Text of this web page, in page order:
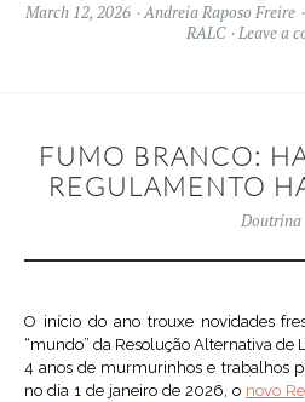
March 12, 2026 Andreia Raposo Freire
RALC
Leave a
FUMO BRANCO:
REGULAMENTO
Doutrina
O início do ano trouxe novidades
“mundo” da Resolução Alternativa de
4 anos de murmurinhos e trabalhos
no dia 1 de janeiro de 2026, o novo